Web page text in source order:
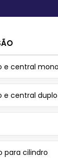
e central
e central
para cilindro